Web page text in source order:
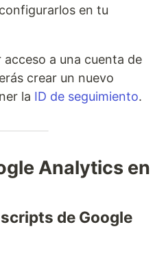
en tu
a una cuenta de
crear un nuevo
la ID de seguimiento.
Analytics en
de Google